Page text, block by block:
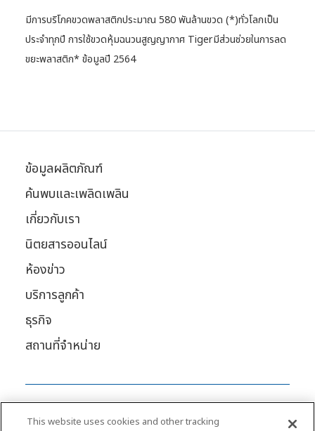
มีการบริโภคขวดพลาสติกประมาณ 580 พันล้านขวด (*)ทั่วโลกเป็น
ประจําทุกปี การใช้ขวดหุ้มฉนวนสูญญากาศ Tigerมีส่วนช่วยในการลด
ขยะพลาสติก* ข้อมูลปี 2564
ข้อมูลผลิตภัณฑ์
ค้นพบและเพลิดเพลิน
เกี่ยวกับเรา
นิตยสารออนไลน์
ห้องข่าว
บริการลูกค้า
ธุรกิจ
สถานที่จําหน่าย
This website uses cookies and other tracking